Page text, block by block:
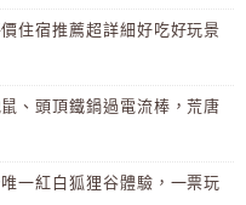
住宿推薦超詳細好吃好玩景
、頭頂鐵鍋過電流棒，荒唐
一紅白狐狸谷體驗，一票玩